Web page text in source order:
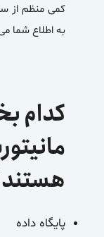
کمی منظم از
به اطلاع شما
پایگاه داده